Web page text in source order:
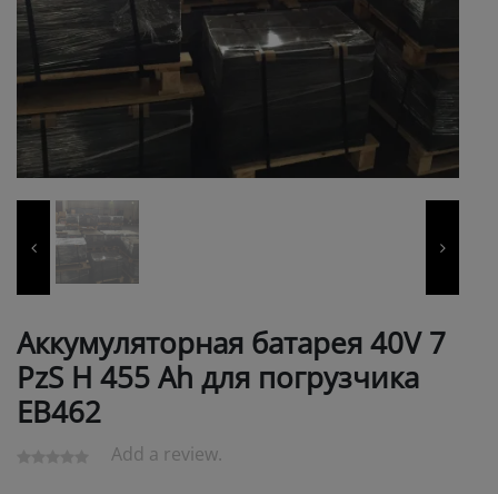
Аккумуляторная батарея 40V 7
PzS Н 455 Ah для погрузчика
ЕВ462
Add a review.